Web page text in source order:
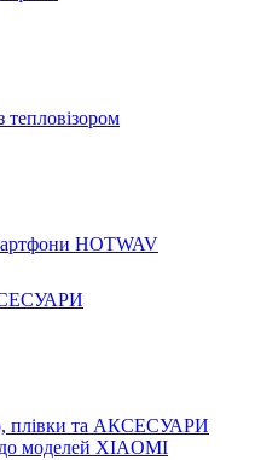
HOTWAV
плівки та АКСЕСУАРИ
моделей XIAOMI